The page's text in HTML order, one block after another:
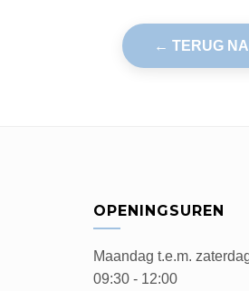
← TERUG
OPENINGSUREN
Maandag t.e.m.
09:30 - 12:00